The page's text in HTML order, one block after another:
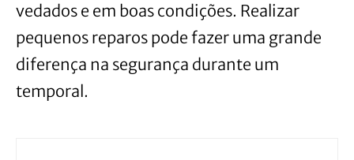
vedados e em boas condições. Realizar
pequenos reparos pode fazer uma grande
diferença na segurança durante um
temporal.